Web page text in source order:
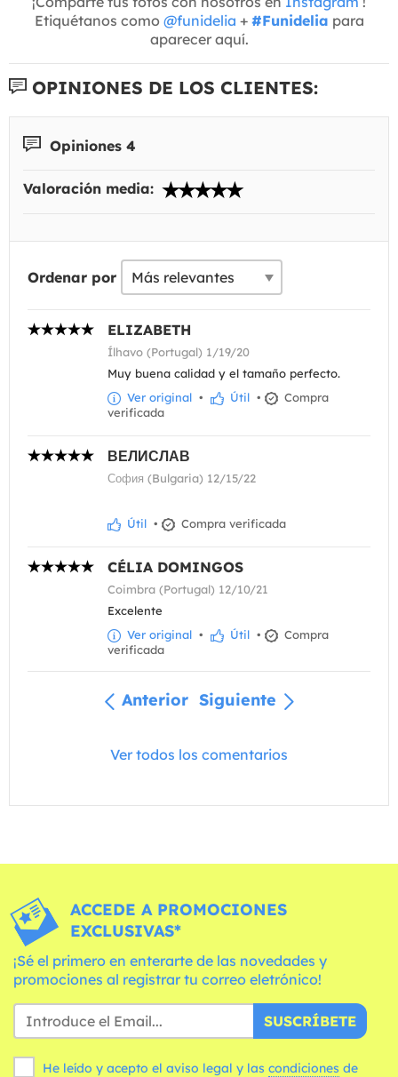
Etiquétanos como @funidelia + #Funidelia para
aparecer aquí.
OPINIONES DE LOS CLIENTES:
Opiniones 4
Valoración media:
Ordenar por
ELIZABETH
Ílhavo (Portugal) 1/19/20
Muy buena calidad y el tamaño perfecto.
Ver original • Útil •
Compra
verificada
ВЕЛИСЛАВ
София (Bulgaria) 12/15/22
Útil • Compra verificada
CÉLIA DOMINGOS
Coimbra (Portugal) 12/10/21
Excelente
Ver original • Útil •
Compra
verificada
Anterior Siguiente
Ver todos los comentarios
ACCEDE A PROMOCIONES
EXCLUSIVAS*
¡Sé el primero en enterarte de las novedades y
promociones al registrar tu correo eletrónico!
SUSCRÍBETE
He leído y acepto el aviso legal y las condiciones